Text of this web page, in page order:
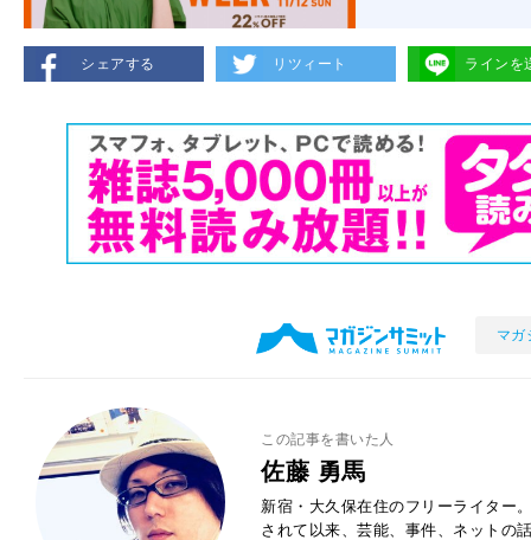
シェアする リツィート ラインを
マガ
この記事を書いた人
佐藤 勇馬
新宿・大久保在住のフリーライター
されて以来、芸能、事件、ネットの